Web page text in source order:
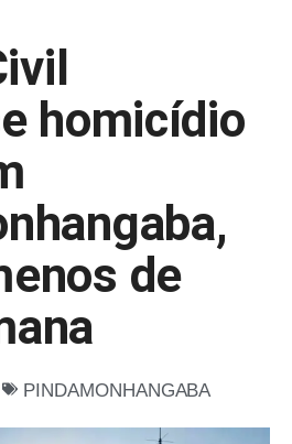
homicídio
de
PINDAMONHANGABA